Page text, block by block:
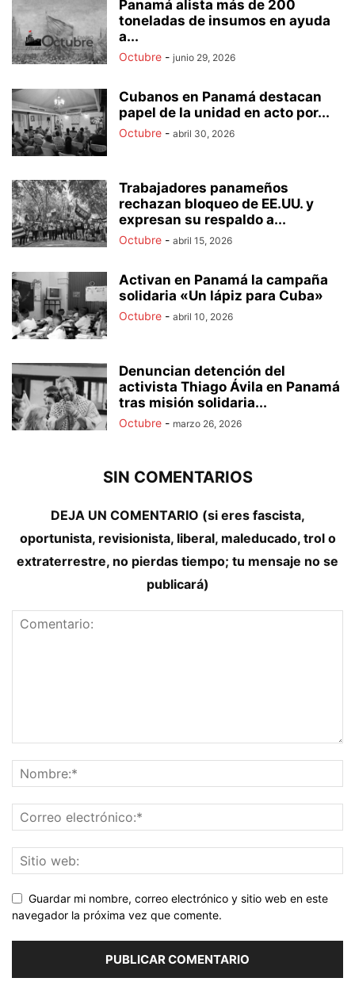
Panamá alista más de 200
toneladas de insumos en ayuda
a...
Octubre - junio 29, 2026
Cubanos en Panamá destacan
papel de la unidad en acto por...
Octubre - abril 30, 2026
Trabajadores panameños
rechazan bloqueo de EE.UU. y
expresan su respaldo a...
Octubre - abril 15, 2026
Activan en Panamá la campaña
solidaria «Un lápiz para Cuba»
Octubre - abril 10, 2026
Denuncian detención del
activista Thiago Ávila en Panamá
tras misión solidaria...
Octubre - marzo 26, 2026
SIN COMENTARIOS
DEJA UN COMENTARIO (si eres fascista,
oportunista, revisionista, liberal, maleducado, trol o
extraterrestre, no pierdas tiempo; tu mensaje no se
publicará)
Guardar mi nombre, correo electrónico y sitio web en este
navegador la próxima vez que comente.